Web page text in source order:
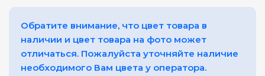
Обратите внимание, что цвет товара в
наличии и цвет товара на фото может
отличаться. Пожалуйста уточняйте наличие
необходимого Вам цвета у оператора.